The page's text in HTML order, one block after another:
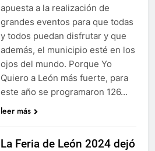
apuesta a la realización de
grandes eventos para que todas
y todos puedan disfrutar y que
además, el municipio esté en los
ojos del mundo. Porque Yo
Quiero a León más fuerte, para
este año se programaron 126…
leer más
La Feria de León 2024 dejó